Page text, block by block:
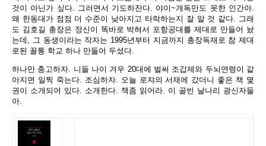
것이 아닌가 싶다. 그러면서 기도하잔다. 야이~개독만도 못한 인간아.
왜 한동대가 점점 더 수준이 낮아지고 타락하는지 잘 알 것 같다. 그래
도 김호길 총장은 정신이 똑바로 박혀서 포항공대를 제대로 만들어 놨
는데, 그 동생이라는 작자는 1995년부터 지금까지 총장독재로 참 제대
로된 꼴통 학교 하나 만들어 두셨다.
하나만 충고하자. 니들 나이 겨우 20대에 벌써 조갑제와 두뇌연령이 같
아지면 일찍 죽는다. 조심하자. 오늘 로쟈의 서재에 갔더니 좋은 책 몇
권이 소개되어 있다. 소개한다. 책좀 읽어라. 이 골빈 날나리 광신자들
아.